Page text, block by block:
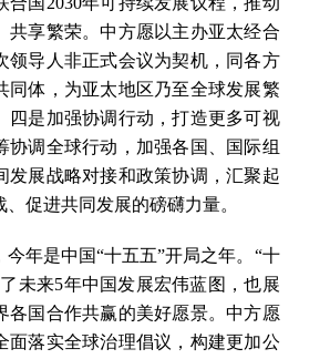
共享繁荣。中方愿以主办亚太经合
领导人非正式会议为契机，同各方
同体，为亚太地区乃至全球发展繁
四是加强协调行动，打造更多可视
协调全球行动，加强各国、国际组
发展战略对接和政策协调，汇聚起
促进共同发展的磅礴力量。
今年是中国“十五五”开局之年。“十
未来5年中国发展宏伟蓝图，也展
各国合作共赢的美好愿景。中方愿
面落实全球治理倡议，构建更加公